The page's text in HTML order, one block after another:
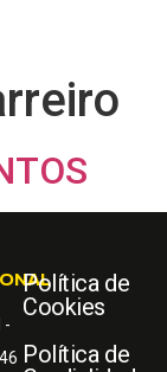
-
Política de
Cookies
Política de